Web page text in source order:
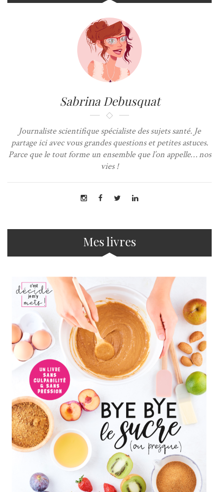
Sabrina Debusquat
Journaliste scientifique spécialiste des sujets santé. Je
partage ici avec vous grandes questions et petites astuces.
Parce que le tout forme un ensemble que l’on appelle… nos
vies !
Mes livres